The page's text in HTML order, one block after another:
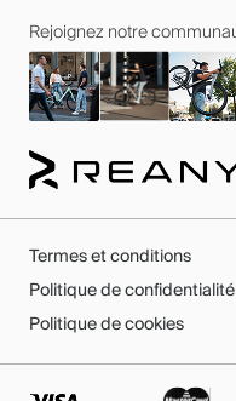
Rejoignez notre
Termes et conditions
Politique de confidentialité
Politique de cookies